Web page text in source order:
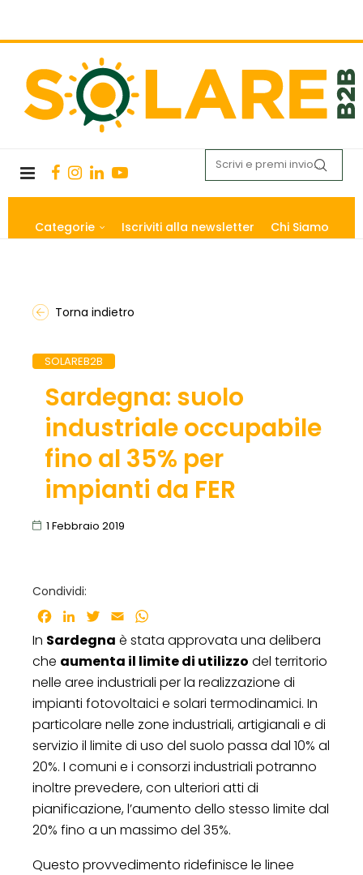
Categorie Iscriviti alla newsletter Chi Siamo
Torna indietro
SOLAREB2B
Sardegna: suolo
industriale occupabile
fino al 35% per
impianti da FER
1 Febbraio 2019
Condividi:
Facebook
LinkedInTwitter
Email
In Sardegna è stata approvata una delibera
che aumenta il limite di utilizzo del territorio
nelle aree industriali per la realizzazione di
impianti fotovoltaici e solari termodinamici. In
particolare nelle zone industriali, artigianali e di
servizio il limite di uso del suolo passa dal 10% al
20%. I comuni e i consorzi industriali potranno
inoltre prevedere, con ulteriori atti di
pianificazione, l’aumento dello stesso limite dal
20% fino a un massimo del 35%.
Questo provvedimento ridefinisce le linee